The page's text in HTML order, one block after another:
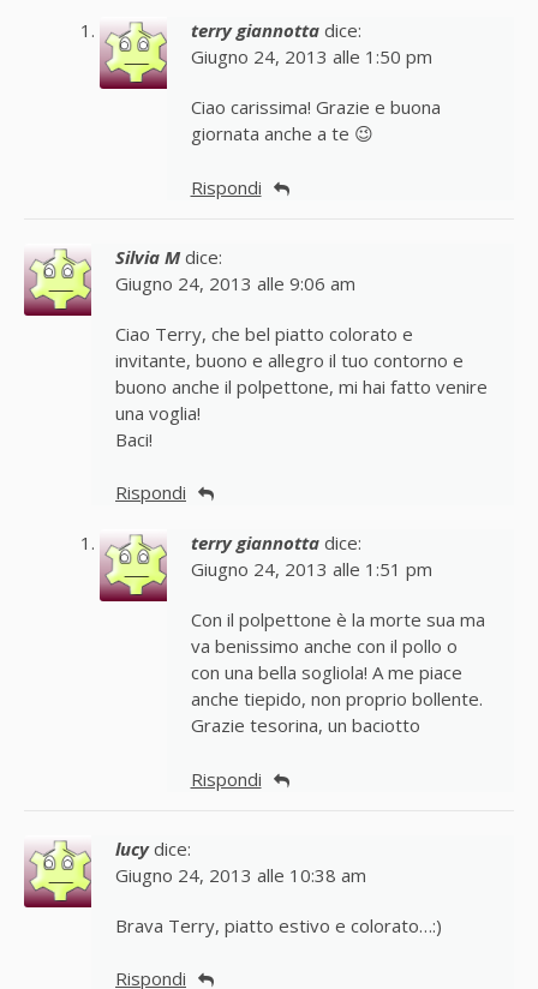
terry giannotta dice:
Giugno 24, 2013 alle 1:50 pm
Ciao carissima! Grazie e buona
giornata anche a te 😉
Rispondi
Silvia M dice:
Giugno 24, 2013 alle 9:06 am
Ciao Terry, che bel piatto colorato e
invitante, buono e allegro il tuo contorno e
buono anche il polpettone, mi hai fatto venire
una voglia!
Baci!
Rispondi
terry giannotta dice:
Giugno 24, 2013 alle 1:51 pm
Con il polpettone è la morte sua ma
va benissimo anche con il pollo o
con una bella sogliola! A me piace
anche tiepido, non proprio bollente.
Grazie tesorina, un baciotto
Rispondi
lucy dice:
Giugno 24, 2013 alle 10:38 am
Brava Terry, piatto estivo e colorato…:)
Rispondi